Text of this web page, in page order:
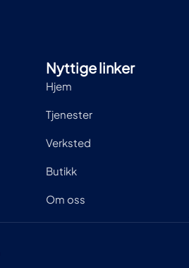
Nyttige linker
Hjem
Tjenester
Verksted
Butikk
Om oss